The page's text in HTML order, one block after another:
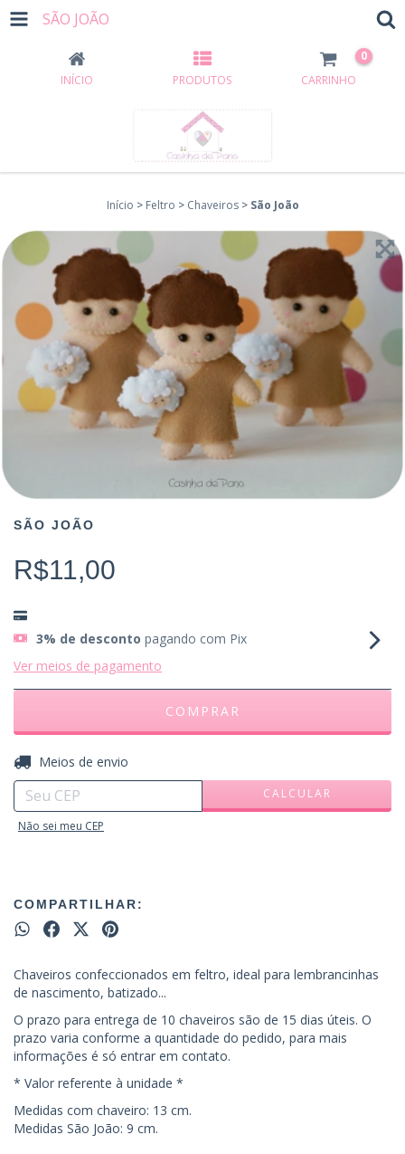
SÃO JOÃO
INÍCIO PRODUTOS CARRINHO
0
Início > Feltro > Chaveiros > São João
SÃO JOÃO
R$11,00
3% de desconto pagando com Pix
Ver meios de pagamento
Entregas para o CEP:
Meios de envio
CALCULAR
Não sei meu CEP
COMPARTILHAR:
Chaveiros confeccionados em feltro, ideal para lembrancinhas
de nascimento, batizado...
O prazo para entrega de 10 chaveiros são de 15 dias úteis. O
prazo varia conforme a quantidade do pedido, para mais
informações é só entrar em contato.
* Valor referente à unidade *
Medidas com chaveiro: 13 cm.
Medidas São João: 9 cm.